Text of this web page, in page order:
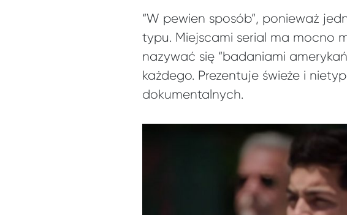
“W pewien sposób”, ponieważ
typu. Miejscami serial ma mocno
nazywać się “badaniami
każdego. Prezentuje świeże i
dokumentalnych.